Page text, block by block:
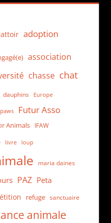
adoption
association
chasse chat
dauphins Europe
Futur Asso
Animals IFAW
livre loup
maria daines
PAZ Peta
refuge sanctuaire
animale